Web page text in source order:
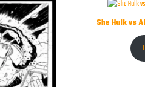
She Hulk vs